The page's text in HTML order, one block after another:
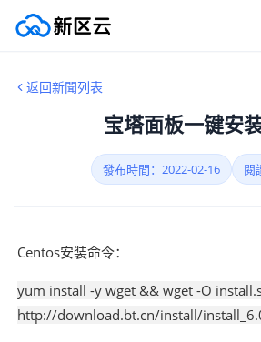
拼團活動
靜態住宅
幫助中心
寶塔面板
返回新聞列表
宝塔面板一键安
發布時間：2022-02-16 閱
Centos安装命令：
yum install -y wget && wget -O
http://download.bt.cn/install/